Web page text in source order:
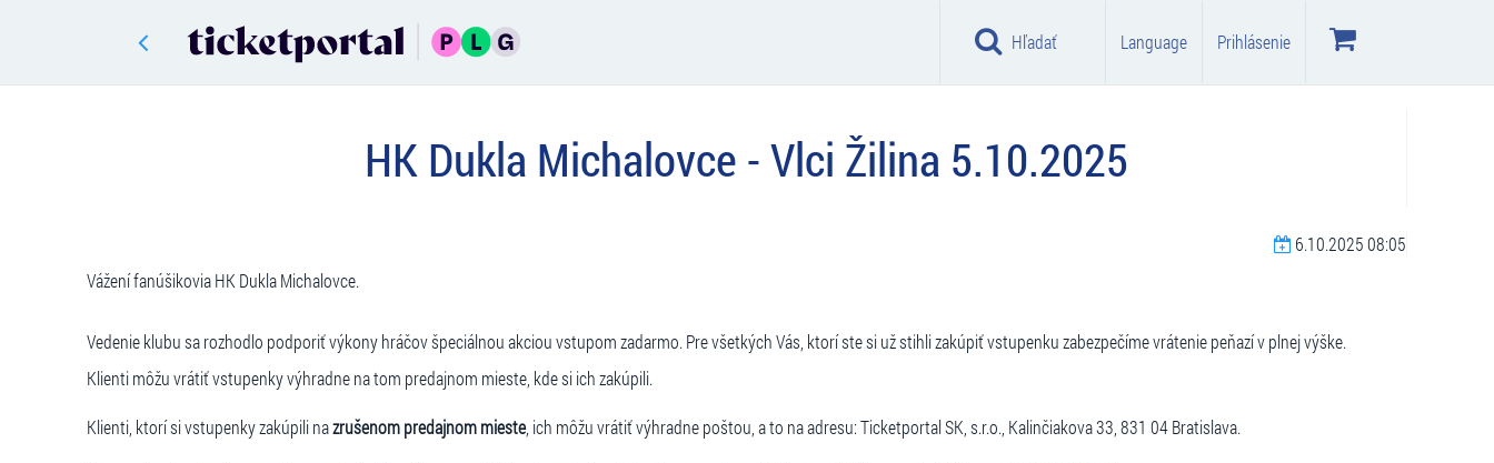
Hľadať Language Prihlásenie
HK Dukla Michalovce - Vlci Žilina 5.10.2025
6.10.2025 08:05
Vážení fanúšikovia HK Dukla Michalovce.
Vedenie klubu sa rozhodlo podporiť výkony hráčov špeciálnou akciou vstupom zadarmo. Pre všetkých Vás, ktorí ste si už stihli zakúpiť vstupenku zabezpečíme vrátenie peňazí v plnej výške.
Klienti môžu vrátiť vstupenky výhradne na tom predajnom mieste, kde si ich zakúpili.
Klienti, ktorí si vstupenky zakúpili nazrušenom predajnom mieste, ich môžu vrátiť výhradne poštou, a to na adresu: Ticketportal SK, s.r.o., Kalinčiakova 33, 831 04 Bratislava.